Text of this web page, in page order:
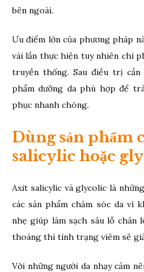
bên ngoài.
Ưu điểm lớn của phương pháp
vài lần thực hiện tuy nhiên chi
truyền thống. Sau điều trị
phẩm dưỡng da phù hợp để
phục nhanh chóng.
Dùng sản phẩm
salicylic hoặc
Axit salicylic và glycolic là
các sản phẩm chăm sóc da vì
nhẹ giúp làm sạch sâu lỗ
thoáng thì tình trạng viêm sẽ
Với những người da nhạy cảm